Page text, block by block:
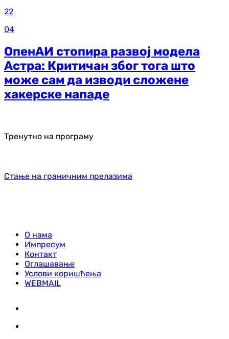
22
04
ОпенАИ стопира развој модела
Астра: Критичан због тога што
може сам да изводи сложене
хакерске нападе
Тренутно на програму
Стање на граничним прелазима
О нама
Импресум
Контакт
Оглашавање
Услови коришћења
WEBMAIL